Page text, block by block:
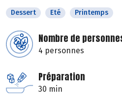
Dessert Eté Printemps
Nombre de
4 personnes
Préparation
30 min